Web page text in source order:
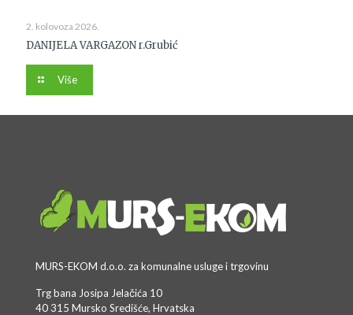
2. kolovoza 2026.
DANIJELA VARGAZON r.Grubić
Više
MURS-EKOM d.o.o. za komunalne usluge i trgovinu
Trg bana Josipa Jelačića 10
40 315 Mursko Središće, Hrvatska